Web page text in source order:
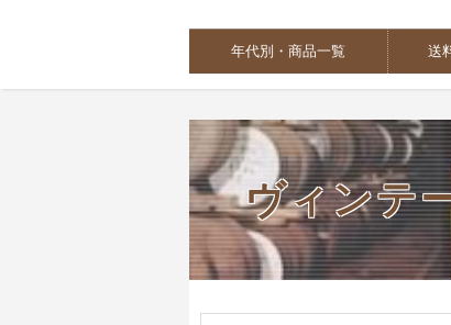
年代別・商品一覧 送
ヴィンテ